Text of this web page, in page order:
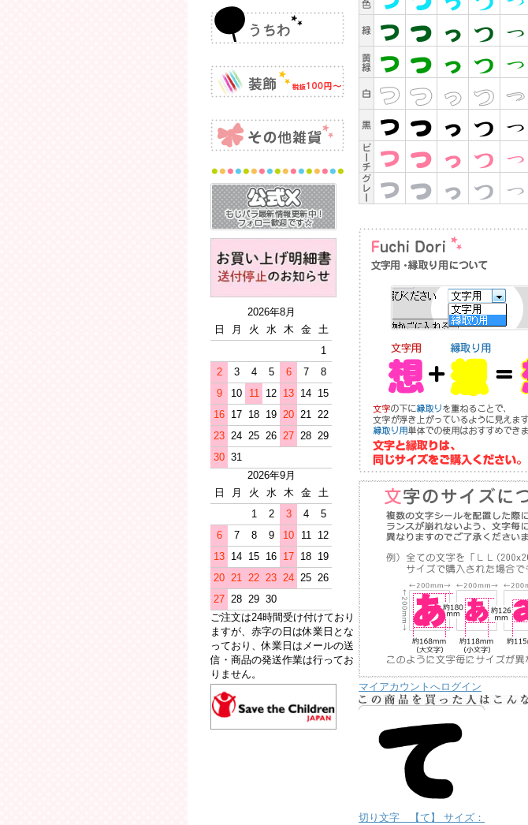
2026年8月
日
月 火 水 木 金
土
1
2
3 4 5 6 7
8
9
10 11 12 13 14 15
16 17 18 19 20 21 22
23 24 25 26 27 28 29
30 31
2026年9月
日
月 火 水 木 金
土
1
2 3 4
5
6
7 8 9 10 11
12
13 14 15 16 17 18 19
20 21 22 23 24 25 26
27 28 29 30
ご注文は24時間受け付けており
ますが、赤字の日は休業日とな
っており、休業日はメールの送
信・商品の発送作業は行ってお
りません。
マイアカウントへログイン
切り文字 【て】 サイズ：